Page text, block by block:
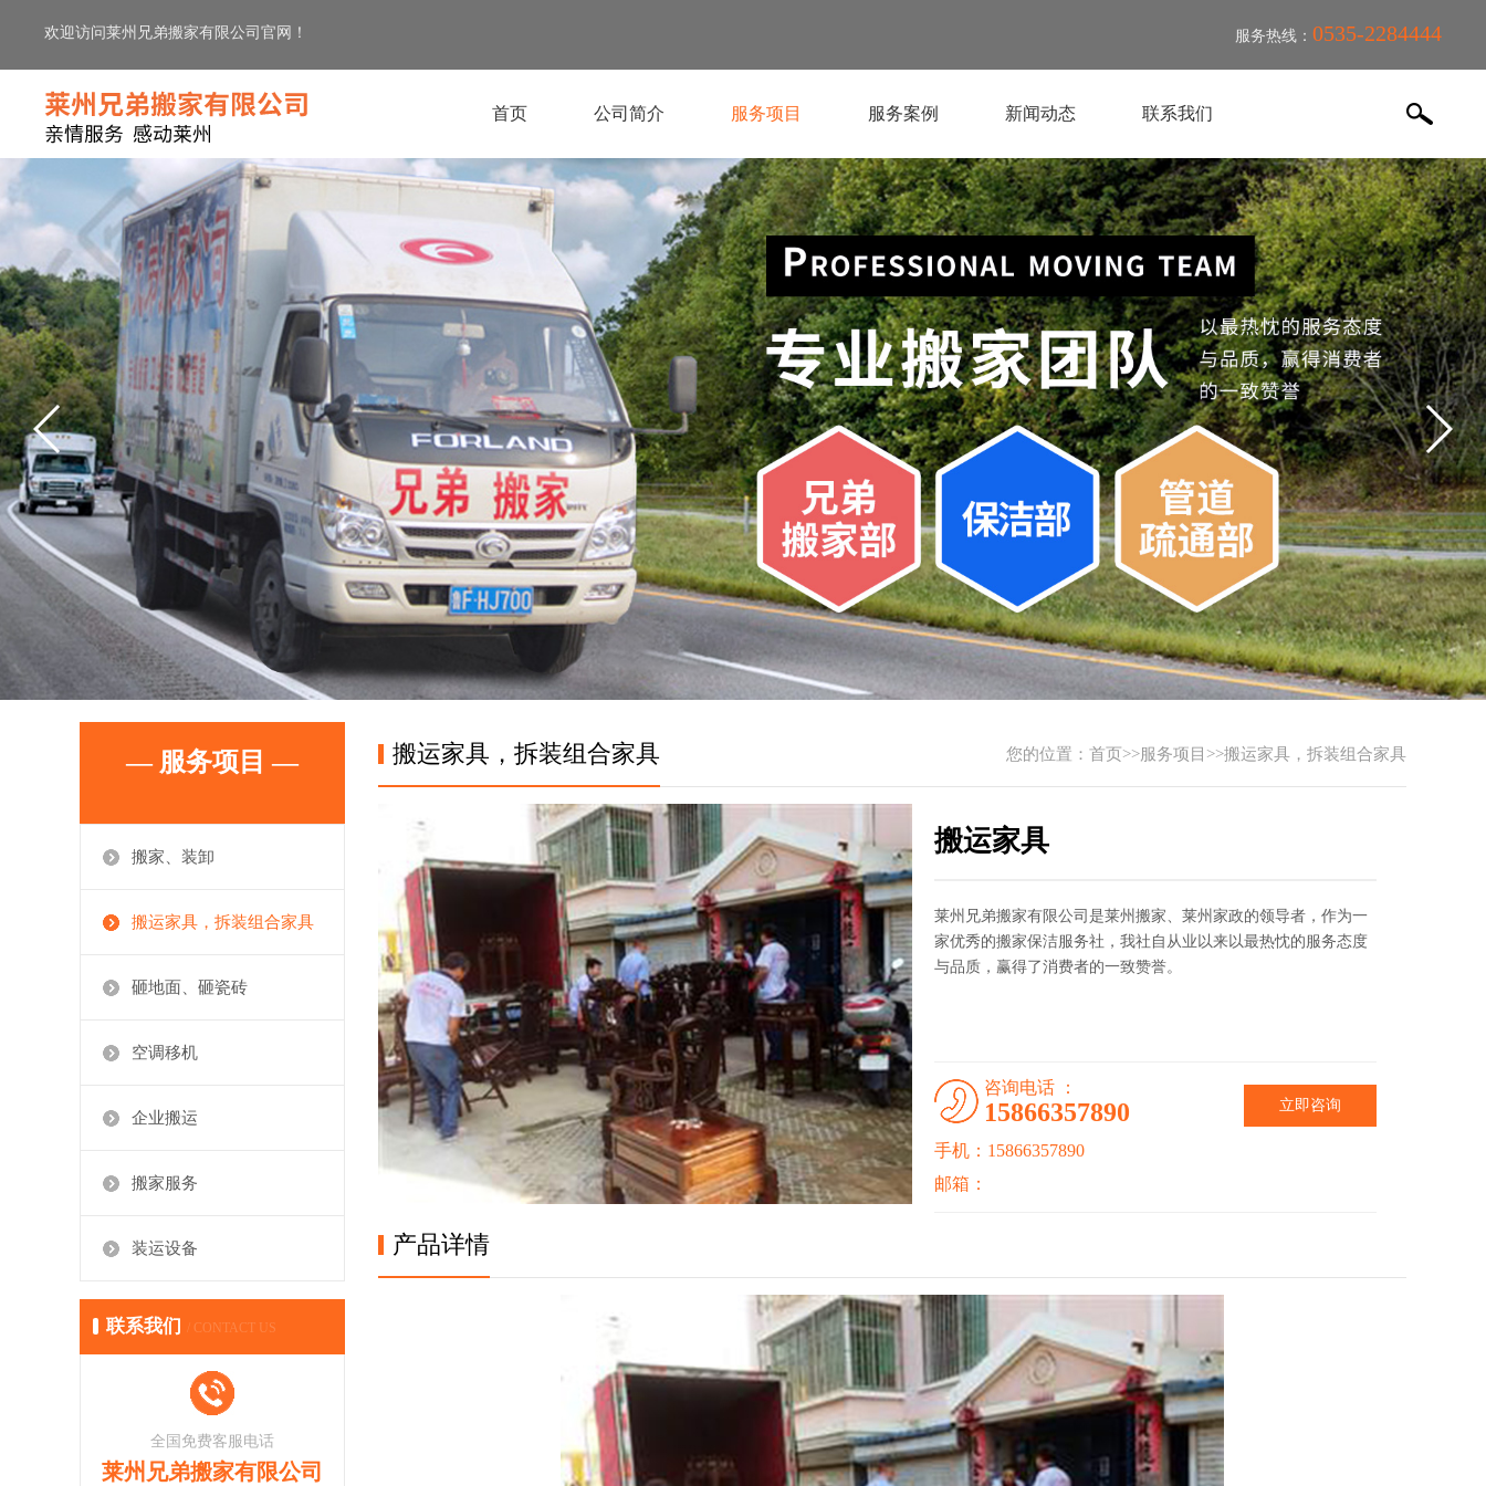
欢迎访问莱州兄弟搬家有限公司官网！ 服务热线： 0535-2284444
首页 公司简介 服务项目 服务案例 新闻动态 联系我们
— 服务项目 —
搬家、装卸
搬运家具，拆装组合家具
砸地面、砸瓷砖
空调移机
企业搬运
搬家服务
装运设备
联系我们 / CONTACT US
全国免费客服电话
莱州兄弟搬家有限公司
您的位置： 首页>>服务项目 >>搬运家具，拆装组合家具
搬运家具，拆装组合家具
搬运家具
莱州兄弟搬家有限公司是莱州搬家、莱州家政的领导者，作为一
家优秀的搬家保洁服务社，我社自从业以来以最热忱的服务态度
与品质，赢得了消费者的一致赞誉。
立即咨询
咨询电话 ：
15866357890
手机：15866357890
邮箱：
产品详情